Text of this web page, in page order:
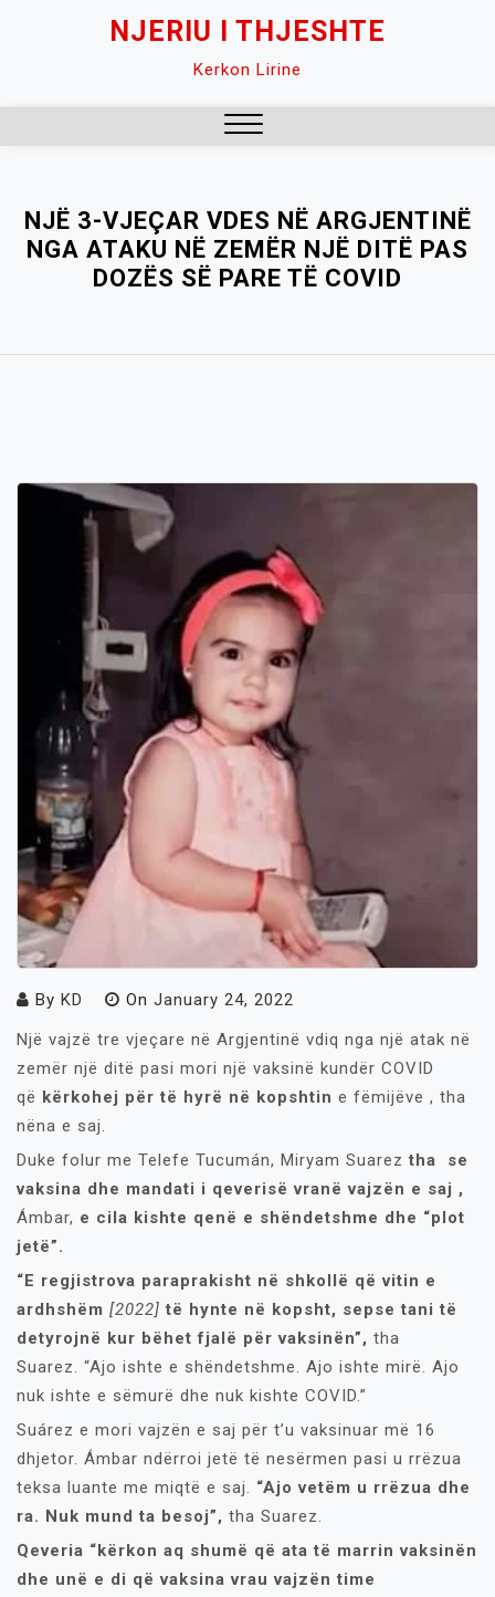
NJERIU I THJESHTE
Kerkon Lirine
NJË 3-VJEÇAR VDES NË ARGJENTINË
NGA ATAKU NË ZEMËR NJË DITË PAS
DOZËS SË PARE TË COVID
By KD On January 24, 2022
Një vajzë tre vjeçare në Argjentinë vdiq nga një atak në
zemër një ditë pasi mori një vaksinë kundër COVID
që kërkohej për të hyrë në kopshtin e fëmijëve , tha
nëna e saj.
Duke folur me Telefe Tucumán, Miryam Suareztha se
vaksina dhe mandati i qeverisë vranë vajzën e saj ,
Ámbar, e cila kishte qenë e shëndetshme dhe “plot
jetë”.
“E regjistrova paraprakisht në shkollë që vitin e
ardhshëm [2022]të hynte në kopsht, sepse tani të
detyrojnë kur bëhet fjalë për vaksinën”, tha
Suarez. “Ajo ishte e shëndetshme. Ajo ishte mirë. Ajo
nuk ishte e sëmurë dhe nuk kishte COVID.”
Suárez e mori vajzën e saj për t’u vaksinuar më 16
dhjetor. Ámbar ndërroi jetë të nesërmen pasi u rrëzua
teksa luante me miqtë e saj. “Ajo vetëm u rrëzua dhe
ra. Nuk mund ta besoj”, tha Suarez.
Qeveria “kërkon aq shumë që ata të marrin vaksinën
dhe unë e di që vaksina vrau vajzën time